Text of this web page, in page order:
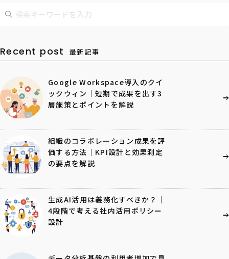
Recent post 最新記事
Google Workspace導入のクイ
ックウィン｜短期で成果を出す3
層施策とポイントを解説
組織のコラボレーション成果を評
価する方法｜KPI設計と効果測定
の要点を解説
生成AI活用は義務化すべきか？｜
4段階で考える社内活用ポリシー
設計